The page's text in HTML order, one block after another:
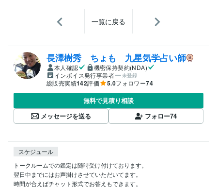
一覧に戻る
長澤樹秀 ちょも 九星気学占い師
本人確認
機密保持契約(NDA)
インボイス発行事業者
未登録
総販売実績142評価 5.0フォロワー74
無料で見積り相談
メッセージを送る
フォロー74
スケジュール
トークルームでの鑑定は随時受け付けております。
翌日中までにはお声掛けさせていただいてます。
時間が合えばチャット形式でお答えもできます。